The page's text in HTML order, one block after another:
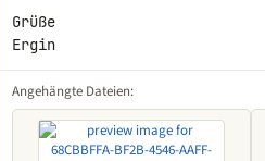
Grüße
Ergin
Angehängte Dateien: